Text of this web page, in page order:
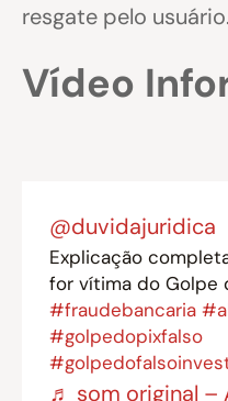
resgate pelo usuário.
Vídeo
@duvidajuridica
Explicação
for vítima do Golpe
#fraudebancaria
#golpedopixfalso
♬ som original –